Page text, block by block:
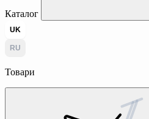
Каталог
UK
RU
Товари